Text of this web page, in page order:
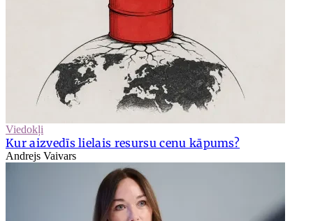
Viedokļi
Kur aizvedīs lielais resursu cenu kāpums?
Andrejs Vaivars